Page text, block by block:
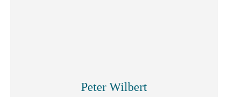
Peter Wilbert